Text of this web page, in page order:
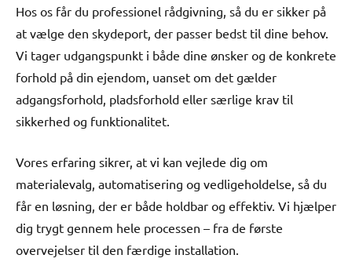
Hos os får du professionel rådgivning, så du er sikker på
at vælge den skydeport, der passer bedst til dine behov.
Vi tager udgangspunkt i både dine ønsker og de konkrete
forhold på din ejendom, uanset om det gælder
adgangsforhold, pladsforhold eller særlige krav til
sikkerhed og funktionalitet.
Vores erfaring sikrer, at vi kan vejlede dig om
materialevalg, automatisering og vedligeholdelse, så du
får en løsning, der er både holdbar og effektiv. Vi hjælper
dig trygt gennem hele processen – fra de første
overvejelser til den færdige installation.